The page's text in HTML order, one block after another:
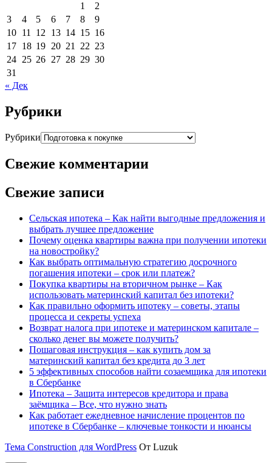
1
2
3
4 5 6 7 8
9
10 11 12 13 14 15 16
17 18 19 20 21 22 23
24 25 26 27 28 29 30
31
« Дек
Рубрики
Рубрики
Свежие комментарии
Свежие записи
Сельская ипотека – Как найти выгодные предложения и
выбрать лучшее предложение
Почему оценка квартиры важна при получении ипотеки
на новостройку?
Как выбрать оптимальную стратегию досрочного
погашения ипотеки – срок или платеж?
Покупка квартиры на вторичном рынке – Как
использовать материнский капитал без ипотеки?
Как правильно оформить ипотеку – советы, этапы
процесса и секреты успеха
Возврат налога при ипотеке и материнском капитале –
сколько денег вы можете получить?
Пошаговая инструкция – как купить дом за
материнский капитал без кредита до 3 лет
5 эффективных способов найти созаемщика для ипотеки
в Сбербанке
Ипотека – Защита интересов кредитора и права
заёмщика – Все, что нужно знать
Как работает ежедневное начисление процентов по
ипотеке в Сбербанке – ключевые тонкости и нюансы
Тема Construction для WordPress От Luzuk